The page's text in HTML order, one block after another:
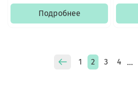
Подробнее
1 2 3 4 …